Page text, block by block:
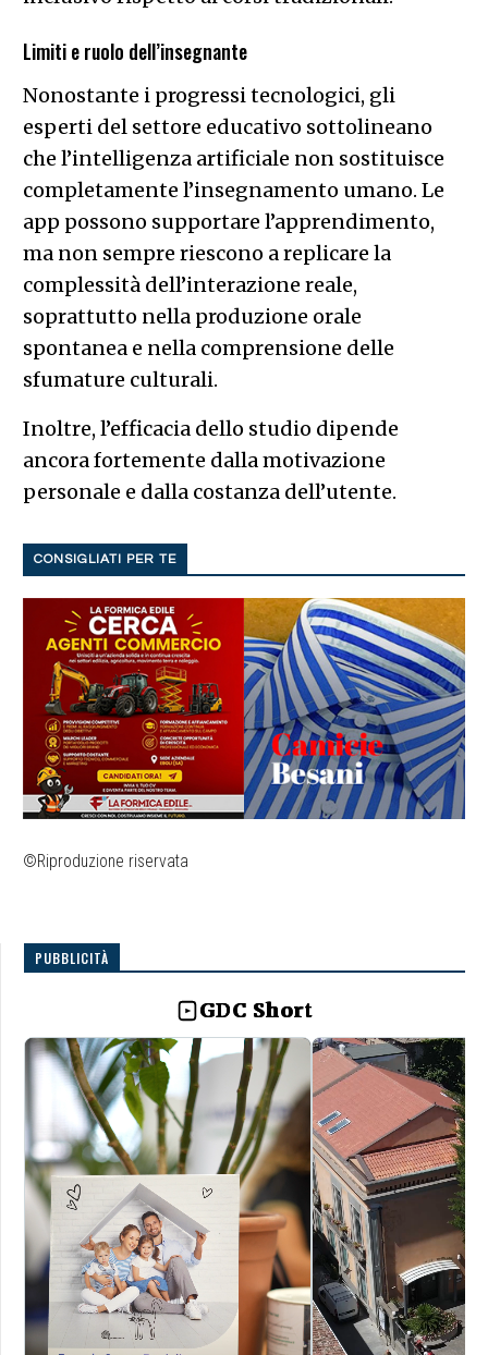
Limiti e ruolo dell’insegnante
Nonostante i progressi tecnologici, gli
esperti del settore educativo sottolineano
che l’intelligenza artificiale non sostituisce
completamente l’insegnamento umano. Le
app possono supportare l’apprendimento,
ma non sempre riescono a replicare la
complessità dell’interazione reale,
soprattutto nella produzione orale
spontanea e nella comprensione delle
sfumature culturali.
Inoltre, l’efficacia dello studio dipende
ancora fortemente dalla motivazione
personale e dalla costanza dell’utente.
CONSIGLIATI PER TE
©Riproduzione riservata
PUBBLICITÀ
GDC Short